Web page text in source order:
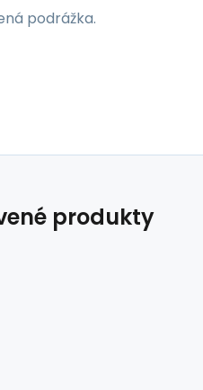
podrážka.
produkty